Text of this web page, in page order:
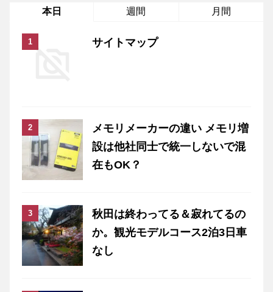
本日 週間 月間
サイトマップ
メモリメーカーの違い メモリ増
設は他社同士で統一しないで混
在もOK？
秋田は終わってる＆寂れてるの
か。観光モデルコース2泊3日車
なし